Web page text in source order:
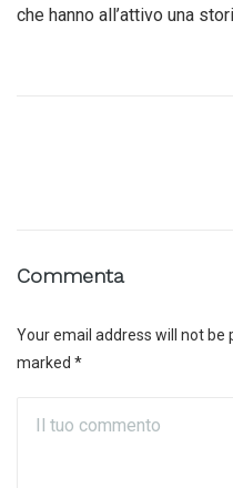
che hanno all’attivo una
Commenta
Your email address will not be
marked *